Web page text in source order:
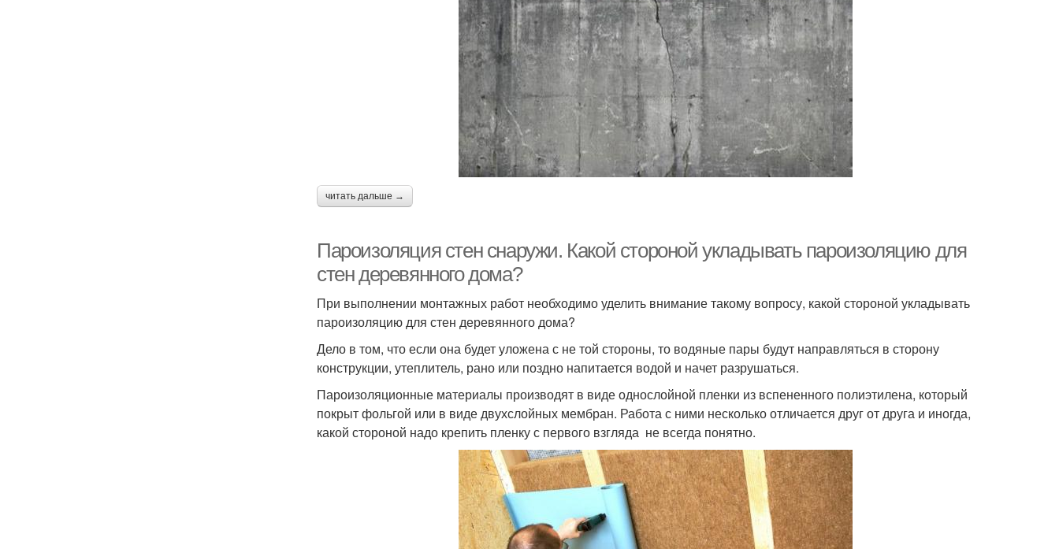
читать дальше →
Пароизоляция стен снаружи. Какой стороной укладывать пароизоляцию для
стен деревянного дома?
При выполнении монтажных работ необходимо уделить внимание такому вопросу, какой стороной укладывать
пароизоляцию для стен деревянного дома?
Дело в том, что если она будет уложена с не той стороны, то водяные пары будут направляться в сторону
конструкции, утеплитель, рано или поздно напитается водой и начет разрушаться.
Пароизоляционные материалы производят в виде однослойной пленки из вспененного полиэтилена, который
покрыт фольгой или в виде двухслойных мембран. Работа с ними несколько отличается друг от друга и иногда,
какой стороной надо крепить пленку с первого взгляда не всегда понятно.